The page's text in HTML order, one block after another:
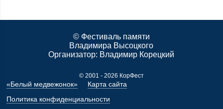
© Фестиваль памяти
Владимира Высоцкого
Организатор: Владимир Корецкий
© 2001 - 2026 КорФест
«Белый медвежонок»
Карта сайта
Политика конфиденциальности